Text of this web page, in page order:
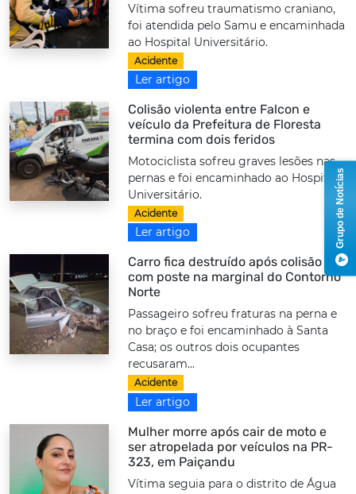
Vítima sofreu traumatismo craniano,
foi atendida pelo Samu e encaminhada
ao Hospital Universitário.
Acidente
Ler artigo
Colisão violenta entre Falcon e
veículo da Prefeitura de Floresta
termina com dois feridos
Motociclista sofreu graves lesões nas
pernas e foi encaminhado ao Hospital
Universitário.
Acidente
Ler artigo
Carro fica destruído após colisão
com poste na marginal do Contorno
Norte
Passageiro sofreu fraturas na perna e
no braço e foi encaminhado à Santa
Casa; os outros dois ocupantes
recusaram...
Acidente
Ler artigo
Mulher morre após cair de moto e
ser atropelada por veículos na PR-
323, em Paiçandu
Vítima seguia para o distrito de Água
Grupo de Notícias